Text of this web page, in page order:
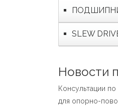
SLEW
Новости
Консультации
для опорно-